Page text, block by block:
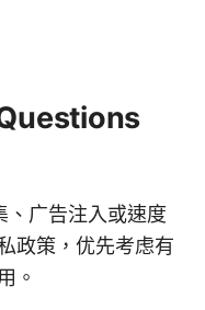
、广告注入或速度
政策，优先考虑有
。